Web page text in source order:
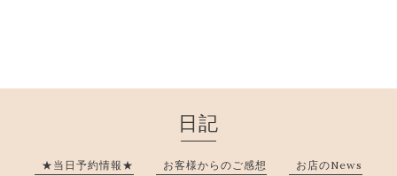
日記
★当日予約情報★ お客様からのご感想 お店のNews